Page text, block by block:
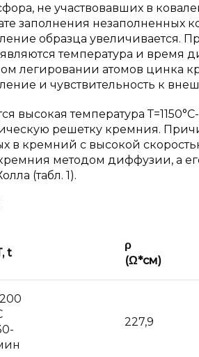
не участвовавших в
заполнения незаполненных
образца увеличивается.
температура и время
легировании атомов цинка
и чувствительность к
высокая температура
решетку кремния.
в кремний с высокой
методом диффузии, а
(табл. 1).
t
ρ
(Ω*см)
227,9